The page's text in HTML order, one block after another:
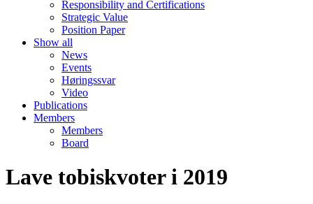
Responsibility and Certifications
Strategic Value
Position Paper
Show all
News
Events
Høringssvar
Video
Publications
Members
Members
Board
Lave tobiskvoter i 2019